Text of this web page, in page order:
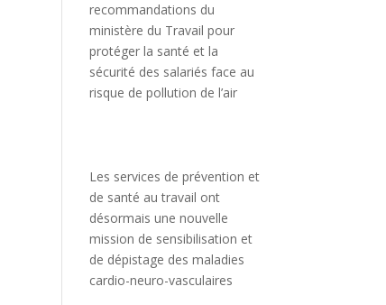
recommandations du
ministère du Travail pour
protéger la santé et la
sécurité des salariés face au
risque de pollution de l’air
Les services de prévention et
de santé au travail ont
désormais une nouvelle
mission de sensibilisation et
de dépistage des maladies
cardio-neuro-vasculaires